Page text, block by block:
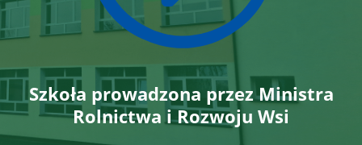
Szkoła prowadzona przez Ministra
Rolnictwa i Rozwoju Wsi